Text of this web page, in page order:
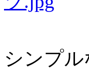
シンプ